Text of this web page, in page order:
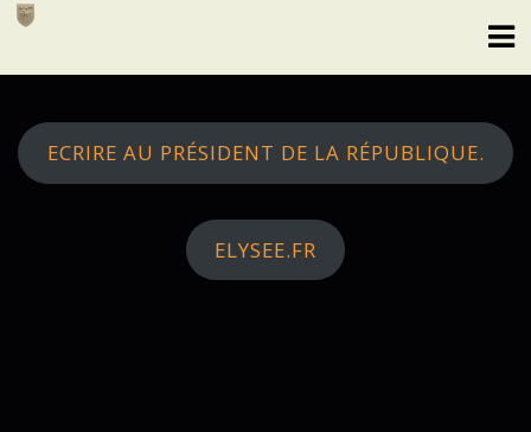
Skip
ECRIRE AU PRÉSIDENT DE LA RÉPUBLIQUE.
ELYSEE.FR